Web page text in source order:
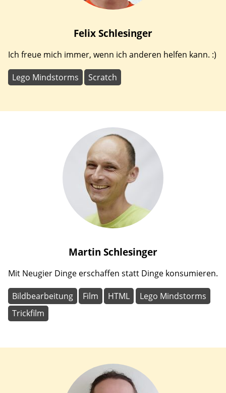
FelixSchlesinger
Ich freue mich immer, wenn ich anderen helfen kann. :)
Lego Mindstorms Scratch
Martin Schlesinger
Mit Neugier Dinge erschaffen statt Dinge konsumieren.
Bildbearbeitung Film HTML
Lego Mindstorms
Trickfilm